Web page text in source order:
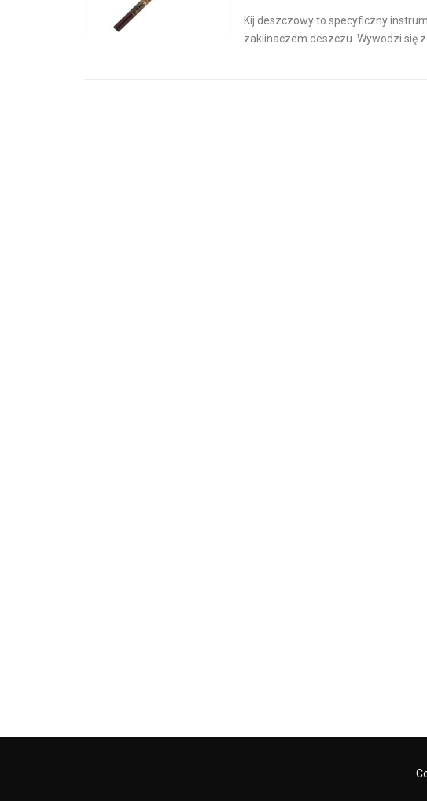
Kij deszczowy to specyficzny
zaklinaczem deszczu. Wywodzi się z